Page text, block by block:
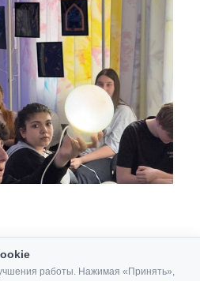
работы. Нажимая «Принять»,